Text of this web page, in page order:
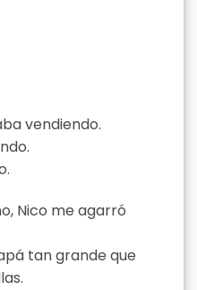
vendiendo.
Nico me agarró
tan grande que